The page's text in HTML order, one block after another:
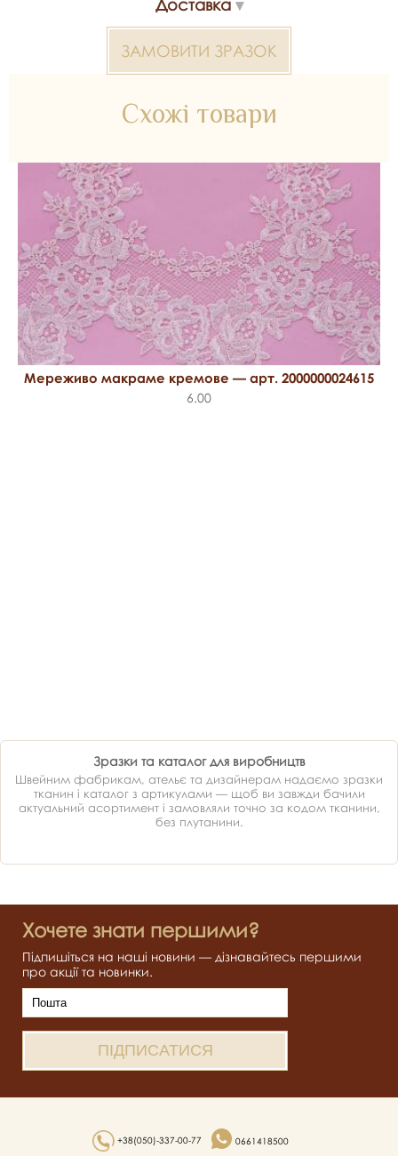
Мереживо макраме 2000000322193 — матеріал для
Доставка
ЗАМОВИТИ ЗРАЗОК
Схожі товари
Мереживо макраме кремове — арт. 2000000024615
6.00
Зразки та каталог для виробництв
Швейним фабрикам, ательє та дизайнерам надаємо зразки
тканин і каталог з артикулами — щоб ви завжди бачили
актуальний асортимент і замовляли точно за кодом тканини,
без плутанини.
Хочете знати першими?
Підпишіться на наші новини — дізнавайтесь першими
про акції та новинки.
+38(050)-337-00-77 0661418500